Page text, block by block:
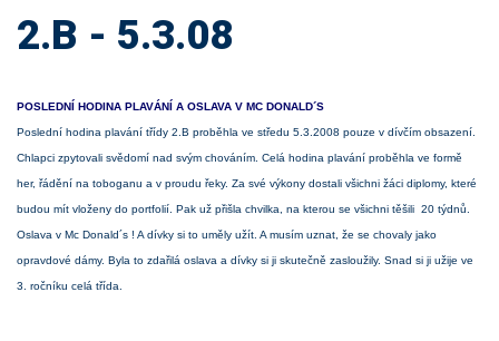
2.B - 5.3.08
POSLEDNÍ HODINA PLAVÁNÍ A OSLAVA V MC DONALD´S
Poslední hodina plavání třídy 2.B proběhla ve středu 5.3.2008 pouze v dívčím obsazení.
Chlapci zpytovali svědomí nad svým chováním. Celá hodina plavání proběhla ve formě
her, řádění na toboganu a v proudu řeky. Za své výkony dostali všichni žáci diplomy, které
budou mít vloženy do portfolií. Pak už přišla chvilka, na kterou se všichni těšili 20 týdnů.
Oslava v Mc Donald´s ! A dívky si to uměly užít. A musím uznat, že se chovaly jako
opravdové dámy. Byla to zdařilá oslava a dívky si ji skutečně zasloužily. Snad si ji užije ve
3. ročníku celá třída.